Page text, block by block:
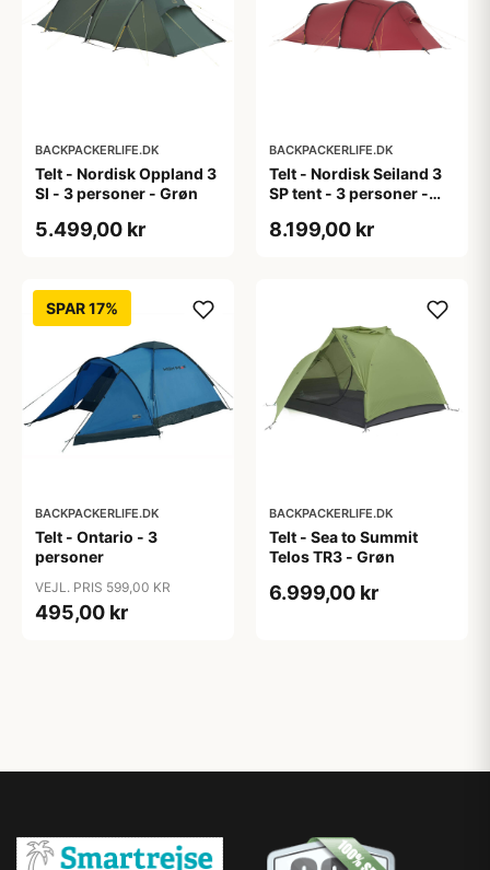
BACKPACKERLIFE.DK
Telt - Nordisk Oppland 3
SI - 3 personer - Grøn
5.499,00 kr
BACKPACKERLIFE.DK
Telt - Nordisk Seiland 3
SP tent - 3 personer -
8.199,00 kr
SPAR 17%
BACKPACKERLIFE.DK
Telt - Ontario - 3
personer
VEJL. PRIS 599,00 KR
495,00 kr
BACKPACKERLIFE.DK
Telt - Sea to Summit
Telos TR3 - Grøn
6.999,00 kr